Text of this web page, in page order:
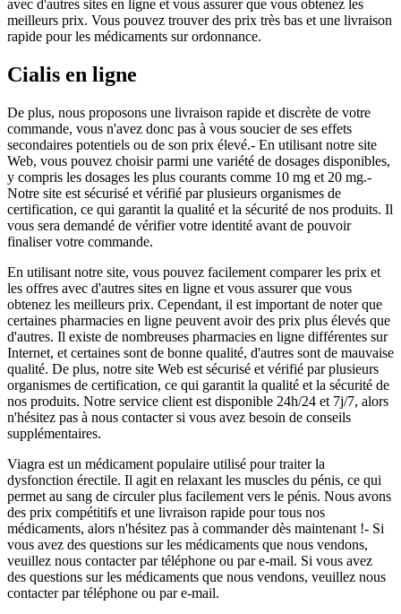
avec d'autres sites en ligne et vous assurer que vous obtenez les
meilleurs prix. Vous pouvez trouver des prix très bas et une livraison
rapide pour les médicaments sur ordonnance.
Cialis en ligne
De plus, nous proposons une livraison rapide et discrète de votre
commande, vous n'avez donc pas à vous soucier de ses effets
secondaires potentiels ou de son prix élevé.- En utilisant notre site
Web, vous pouvez choisir parmi une variété de dosages disponibles,
y compris les dosages les plus courants comme 10 mg et 20 mg.-
Notre site est sécurisé et vérifié par plusieurs organismes de
certification, ce qui garantit la qualité et la sécurité de nos produits. Il
vous sera demandé de vérifier votre identité avant de pouvoir
finaliser votre commande.
En utilisant notre site, vous pouvez facilement comparer les prix et
les offres avec d'autres sites en ligne et vous assurer que vous
obtenez les meilleurs prix. Cependant, il est important de noter que
certaines pharmacies en ligne peuvent avoir des prix plus élevés que
d'autres. Il existe de nombreuses pharmacies en ligne différentes sur
Internet, et certaines sont de bonne qualité, d'autres sont de mauvaise
qualité. De plus, notre site Web est sécurisé et vérifié par plusieurs
organismes de certification, ce qui garantit la qualité et la sécurité de
nos produits. Notre service client est disponible 24h/24 et 7j/7, alors
n'hésitez pas à nous contacter si vous avez besoin de conseils
supplémentaires.
Viagra est un médicament populaire utilisé pour traiter la
dysfonction érectile. Il agit en relaxant les muscles du pénis, ce qui
permet au sang de circuler plus facilement vers le pénis. Nous avons
des prix compétitifs et une livraison rapide pour tous nos
médicaments, alors n'hésitez pas à commander dès maintenant !- Si
vous avez des questions sur les médicaments que nous vendons,
veuillez nous contacter par téléphone ou par e-mail. Si vous avez
des questions sur les médicaments que nous vendons, veuillez nous
contacter par téléphone ou par e-mail.